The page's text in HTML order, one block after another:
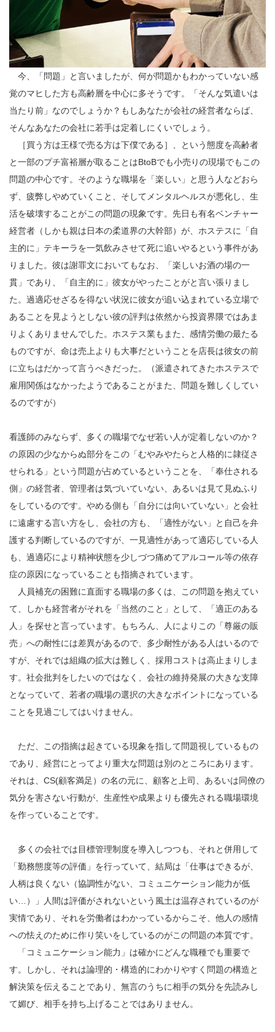
今、「問題」と言いましたが、何が問題かもわかっていない感
覚のマヒした方も高齢層を中心に多そうです。「そんな気遣いは
当たり前」なのでしょうか？もしあなたが会社の経営者ならば、
そんなあなたの会社に若手は定着しにくいでしょう。
［買う方は王様で売る方は下僕である］、という態度を高齢者
と一部のプチ富裕層が取ることはBtoBでも小売りの現場でもこの
問題の中心です。そのような職場を「楽しい」と思う人などおら
ず、疲弊しやめていくこと、そしてメンタルヘルスが悪化し、生
活を破壊することがこの問題の現象です。先日も有名ベンチャー
経営者（しかも親は日本の柔道界の大幹部）が、ホステスに「自
主的に」テキーラを一気飲みさせて死に追いやるという事件があ
りました。彼は謝罪文においてもなお、「楽しいお酒の場の一
貫」であり、「自主的に」彼女がやったことがと言い張りまし
た。過適応せざるを得ない状況に彼女が追い込まれている立場で
あることを見ようとしない彼の評判は依然から投資界隈ではあま
りよくありませんでした。ホステス業もまた、感情労働の最たる
ものですが、命は売上よりも大事だということを店長は彼女の前
に立ちはだかって言うべきだった。（派遣されてきたホステスで
雇用関係はなかったようであることがまた、問題を難しくしてい
るのですが）
看護師のみならず、多くの職場でなぜ若い人が定着しないのか？
の原因の少なからぬ部分をこの「むやみやたらと人格的に隷従さ
せられる」という問題が占めているということを、「奉仕される
側」の経営者、管理者は気づいていない、あるいは見て見ぬふり
をしているのです。やめる側も「自分には向いていない」と会社
に遠慮する言い方をし、会社の方も、「適性がない」と自己を弁
護する判断しているのですが、一見適性があって適応している人
も、過適応により精神状態を少しづつ痛めてアルコール等の依存
症の原因になっていることも指摘されています。
人員補充の困難に直面する職場の多くは、この問題を抱えてい
て、しかも経営者がそれを「当然のこと」として、「適正のある
人」を探せと言っています。もちろん、人によりこの「尊厳の販
売」への耐性には差異があるので、多少耐性がある人はいるので
すが、それでは組織の拡大は難しく、採用コストは高止まりしま
す。社会批判をしたいのではなく、会社の維持発展の大きな支障
となっていて、若者の職場の選択の大きなポイントになっている
ことを見過ごしてはいけません。
ただ、この指摘は起きている現象を指して問題視しているもの
であり、経営にとってより重大な問題は別のところにあります。
それは、CS(顧客満足）の名の元に、顧客と上司、あるいは同僚の
気分を害さない行動が、生産性や成果よりも優先される職場環境
を作っていることです。
多くの会社では目標管理制度を導入しつつも、それと併用して
「勤務態度等の評価」を行っていて、結局は「仕事はできるが、
人柄は良くない（協調性がない、コミュニケーション能力が低
い…）」人間は評価がされないという風土は温存されているのが
実情であり、それを労働者はわかっているからこそ、他人の感情
への怯えのために作り笑いをしているのがこの問題の本質です。
「コミュニケーション能力」は確かにどんな職種でも重要で
す。しかし、それは論理的・構造的にわかりやすく問題の構造と
解決策を伝えることであり、無言のうちに相手の気分を先読みし
て媚び、相手を持ち上げることではありません。